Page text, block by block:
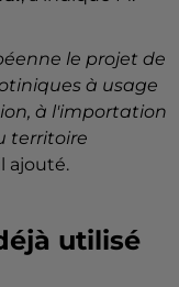
le projet de
à usage
à l'importation
territoire
ajouté.
utilisé